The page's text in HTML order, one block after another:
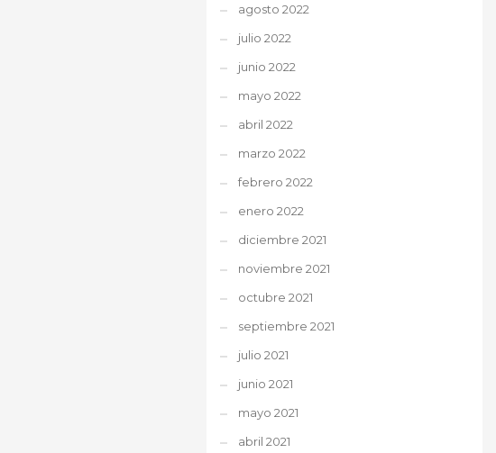
agosto 2022
julio 2022
junio 2022
mayo 2022
abril 2022
marzo 2022
febrero 2022
enero 2022
diciembre 2021
noviembre 2021
octubre 2021
septiembre 2021
julio 2021
junio 2021
mayo 2021
abril 2021